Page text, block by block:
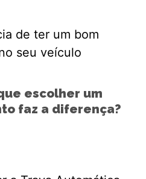
escolher um
faz a diferença?